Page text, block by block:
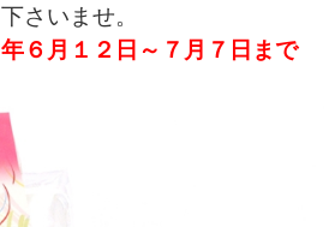
さいませ。
６月１２日～７月７日まで